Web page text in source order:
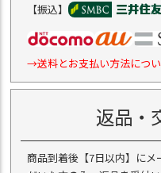
【振込】
→送料とお支払い方法につ
返品・
商品到着後【7日以内】に